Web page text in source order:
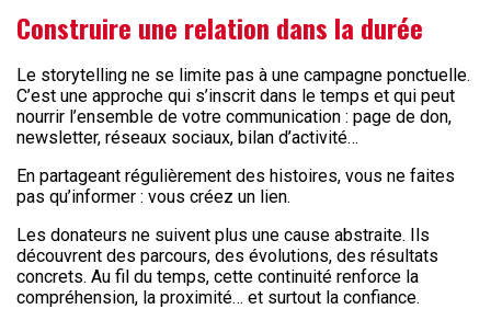
Construire une relation dans la durée
Le storytelling ne se limite pas à une campagne ponctuelle.
C’est une approche qui s’inscrit dans le temps et qui peut
nourrir l’ensemble de votre communication : page de don,
newsletter, réseaux sociaux, bilan d’activité…
En partageant régulièrement des histoires, vous ne faites
pas qu’informer : vous créez un lien.
Les donateurs ne suivent plus une cause abstraite. Ils
découvrent des parcours, des évolutions, des résultats
concrets. Au fil du temps, cette continuité renforce la
compréhension, la proximité… et surtout la confiance.